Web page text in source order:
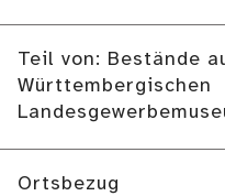
Teil von: Bestände
Württembergischen
Ortsbezug